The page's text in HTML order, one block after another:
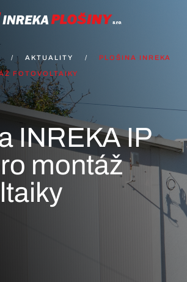
AKTUALITY PLOŠINA INREKA
FOTOVOLTAIKY
INREKA IP
montáž